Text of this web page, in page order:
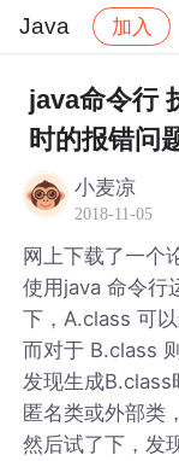
Java 加入
社区 Java
java命令行
时的报错问
小麦凉
2018-11-05
网上下载了一个
使用java 命令行
下，A.class 可
而对于 B.class
发现生成B.class
匿名类或外部类，
然后试了下，发